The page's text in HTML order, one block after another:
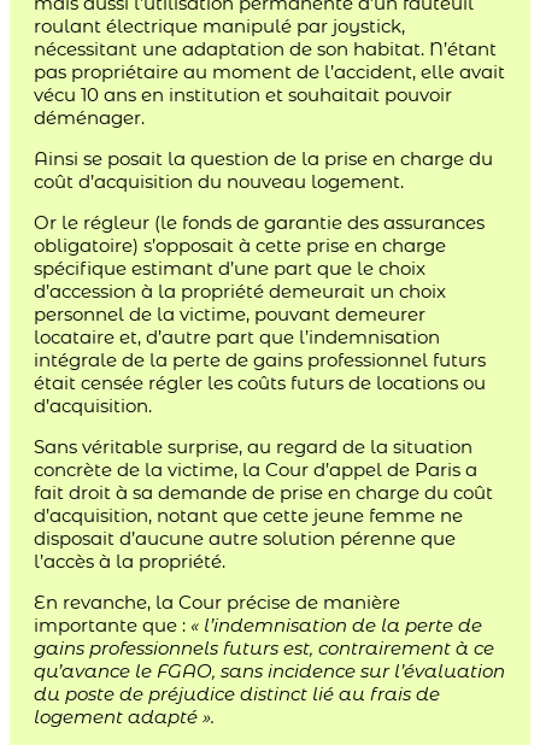
roulant électrique manipulé par joystick,
nécessitant une adaptation de son habitat. N’étant
pas propriétaire au moment de l’accident, elle avait
vécu 10 ans en institution et souhaitait pouvoir
déménager.
Ainsi se posait la question de la prise en charge du
coût d’acquisition du nouveau logement.
Or le régleur (le fonds de garantie des assurances
obligatoire) s’opposait à cette prise en charge
spécifique estimant d’une part que le choix
d’accession à la propriété demeurait un choix
personnel de la victime, pouvant demeurer
locataire et, d’autre part que l’indemnisation
intégrale de la perte de gains professionnel futurs
était censée régler les coûts futurs de locations ou
d’acquisition.
Sans véritable surprise, au regard de la situation
concrète de la victime, la Cour d’appel de Paris a
fait droit à sa demande de prise en charge du coût
d’acquisition, notant que cette jeune femme ne
disposait d’aucune autre solution pérenne que
l’accès à la propriété.
En revanche, la Cour précise de manière
importante que : « l’indemnisation de la perte de
gains professionnels futurs est, contrairement à ce
qu’avance le FGAO, sans incidence sur l’évaluation
du poste de préjudice distinct lié au frais de
logement adapté ».